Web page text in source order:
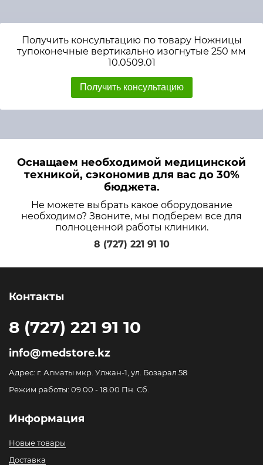
Получить консультацию по товару Ножницы
тупоконечные вертикально изогнутые 250 мм
10.0509.01
Получить консультацию
Оснащаем необходимой медицинской
техникой, сэкономив для вас до 30%
бюджета.
Не можете выбрать какое оборудование
необходимо? Звоните, мы подберем все для
полноценной работы клиники.
8 (727) 221 91 10
Контакты
8 (727) 221 91 10
info@medstore.kz
Адрес: г. Алматы мкр. Улжан-1, ул. Бозарал 58
Режим работы: 09.00 - 18.00 Пн. Сб.
Информация
Новые товары
Доставка